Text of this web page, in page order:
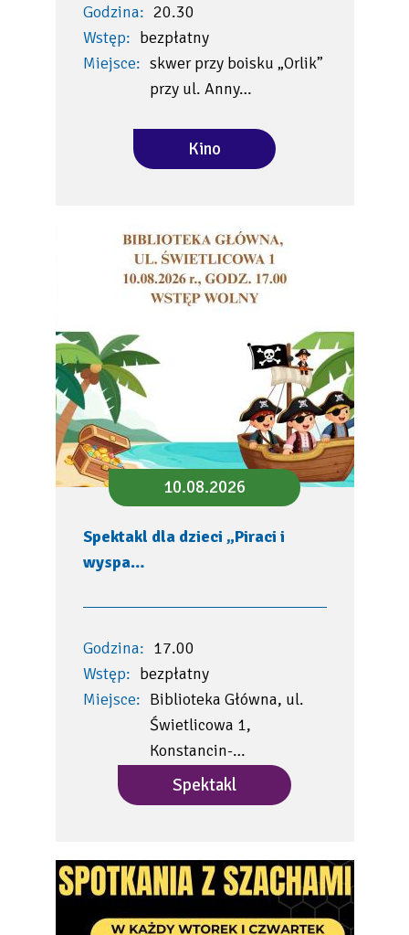
Godzina: 20.30
Wstęp: bezpłatny
Miejsce: skwer przy boisku „Orlik”
przy ul. Anny…
Kino
10.08.2026
Spektakl dla dzieci „Piraci i
wyspa…
Godzina: 17.00
Wstęp: bezpłatny
Miejsce: Biblioteka Główna, ul.
Świetlicowa 1,
Konstancin-…
Spektakl